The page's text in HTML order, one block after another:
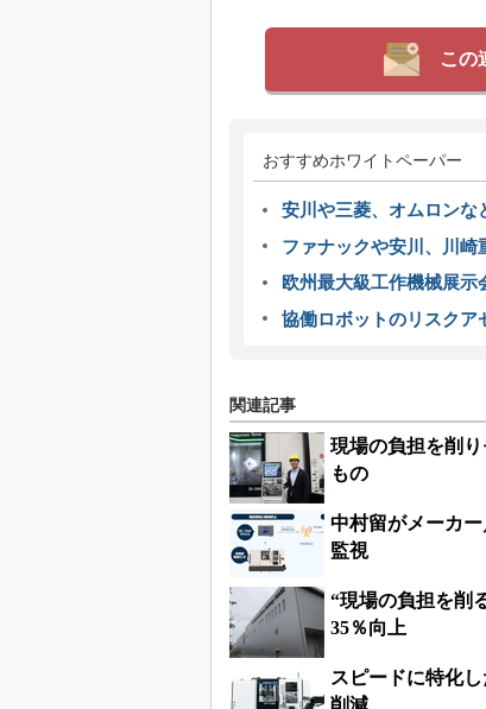
この
おすすめホワイトペーパー
安川や三菱、オムロンな
ファナックや安川、川崎
欧州最大級工作機械展
協働ロボットのリスクア
関連記事
現場の負担を削
もの
中村留がメーカ
監視
“現場の負担を削
35％向上
スピードに特化
削減